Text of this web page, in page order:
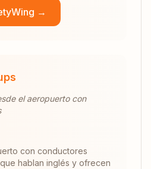
→
el aeropuerto con
con conductores
hablan inglés y ofrecen